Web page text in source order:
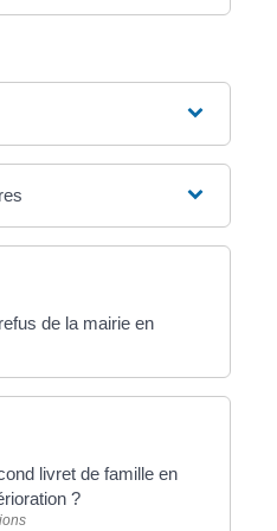
de la mairie en
livret de famille en
?